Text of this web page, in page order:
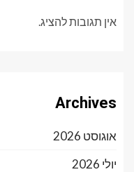
אין תגובות להציג.
Archives
אוגוסט 2026
יולי 2026